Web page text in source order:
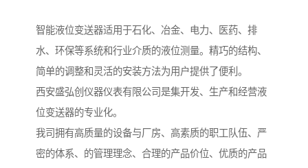
智能液位变送器适用于石化、冶金、电力、医药、排
水、环保等系统和行业介质的液位测量。精巧的结构、
简单的调整和灵活的安装方法为用户提供了便利。
西安盛弘创仪器仪表有限公司是集开发、生产和经营液
位变送器的专业化。
我司拥有高质量的设备与厂房、高素质的职工队伍、严
密的体系、的管理理念、合理的产品价位、优质的产品